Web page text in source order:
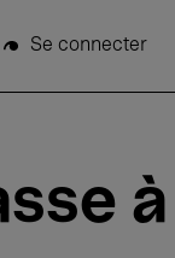
Se connecter
à